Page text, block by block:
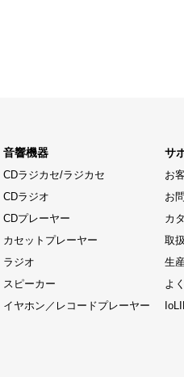
音響機器
CDラジカセ/ラジカセ
CDラジオ
CDプレーヤー
カセットプレーヤー
ラジオ
スピーカー
イヤホン／レコードプレーヤー
サ
お
お
カ
取
生
よ